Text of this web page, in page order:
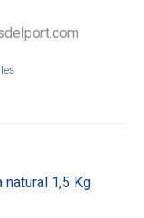
natural 1,5 Kg